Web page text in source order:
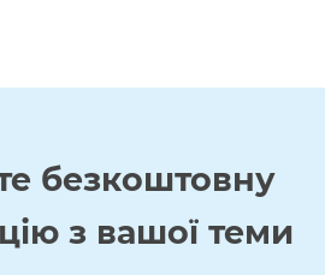
безкоштовну
з вашої теми